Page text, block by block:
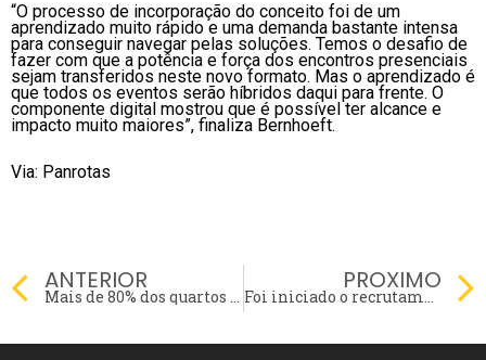
“O processo de incorporação do conceito foi de um
aprendizado muito rápido e uma demanda bastante intensa
para conseguir navegar pelas soluções. Temos o desafio de
fazer com que a potência e força dos encontros presenciais
sejam transferidos neste novo formato. Mas o aprendizado é
que todos os eventos serão híbridos daqui para frente. O
componente digital mostrou que é possível ter alcance e
impacto muito maiores”, finaliza Bernhoeft.
Via: Panrotas
Prev
ANTERIOR
Mais de 80% dos quartos de hotéis no Brasil estão abertos
PROXIMO
Foi iniciado o recrutamento para a companhia aérea Itapemirim